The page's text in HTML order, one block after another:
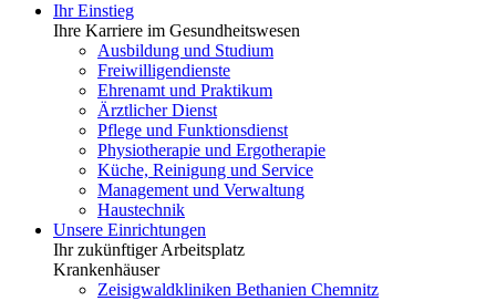
Ihr Einstieg
Ihre Karriere im Gesundheitswesen
Ausbildung und Studium
Freiwilligendienste
Ehrenamt und Praktikum
Ärztlicher Dienst
Pflege und Funktionsdienst
Physiotherapie und Ergotherapie
Küche, Reinigung und Service
Management und Verwaltung
Haustechnik
Unsere Einrichtungen
Ihr zukünftiger Arbeitsplatz
Krankenhäuser
Zeisigwaldkliniken Bethanien Chemnitz